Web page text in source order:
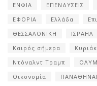
ΕΝΦΙΑ
ΕΠΕΝΔΥΣΕΙΣ
ΕΦΟΡΙΑ
Ελλάδα
ΘΕΣΣΑΛΟΝΙΚΗ
ΙΣΡΑΗΛ
Καιρός σήμερα
Ντόναλντ Τραμπ
Οικονομία